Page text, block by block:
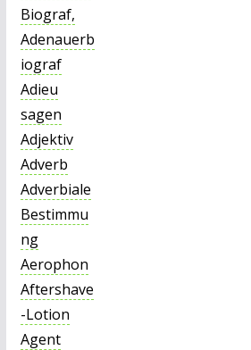
Biograf,
Adenauerb
iograf
Adieu
sagen
Adjektiv
Adverb
Adverbiale
Bestimmu
ng
Aerophon
Aftershave
-Lotion
Agent